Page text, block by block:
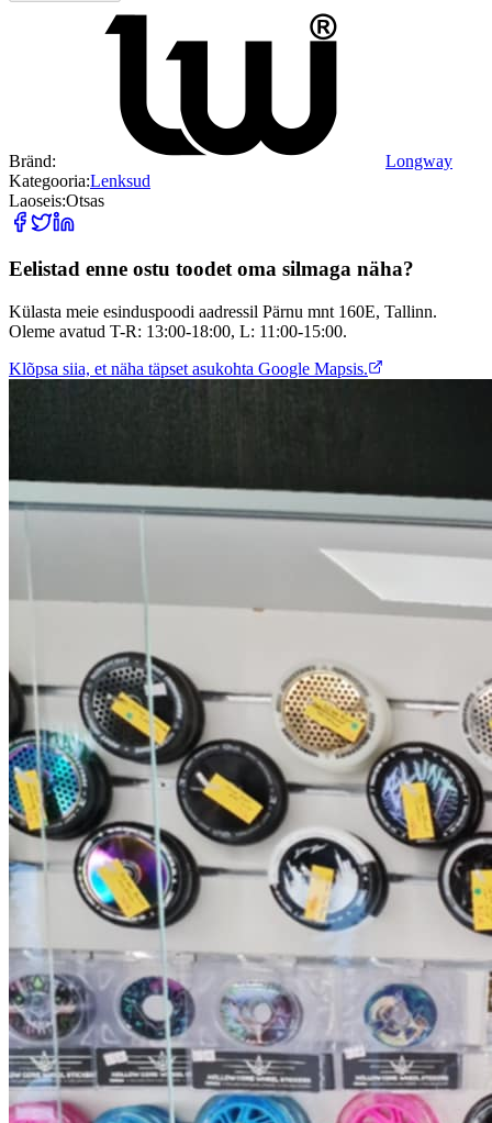
Bränd:
Longway
Kategooria:Lenksud
Laoseis:Otsas
Eelistad enne ostu toodet oma silmaga näha?
Külasta meie esinduspoodi aadressil Pärnu mnt 160E, Tallinn.
Oleme avatud T-R: 13:00-18:00, L: 11:00-15:00.
Klõpsa siia, et näha täpset asukohta Google Mapsis.